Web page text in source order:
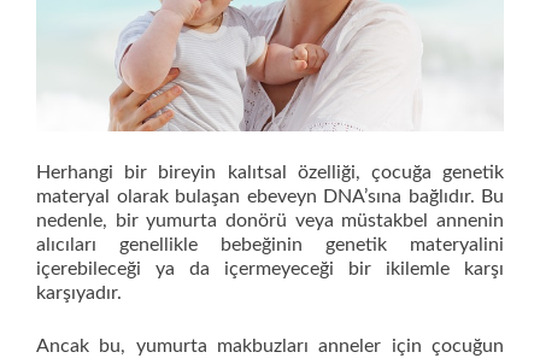
Herhangi bir bireyin kalıtsal özelliği, çocuğa genetik
materyal olarak bulaşan ebeveyn DNA’sına bağlıdır. Bu
nedenle, bir yumurta donörü veya müstakbel annenin
alıcıları genellikle bebeğinin genetik materyalini
içerebileceği ya da içermeyeceği bir ikilemle karşı
karşıyadır.
Ancak bu, yumurta makbuzları anneler için çocuğun